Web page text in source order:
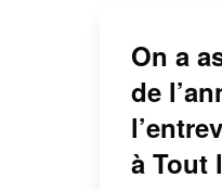
On a
de
à Tout